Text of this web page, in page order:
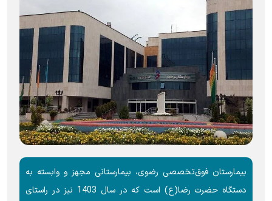
بیمارستان فوق‌تخصصی رضوی، بیمارستانی مجهز و وابسته به
دستگاه حضرت رضا(ع) است که در سال 1403 نیز در راستای